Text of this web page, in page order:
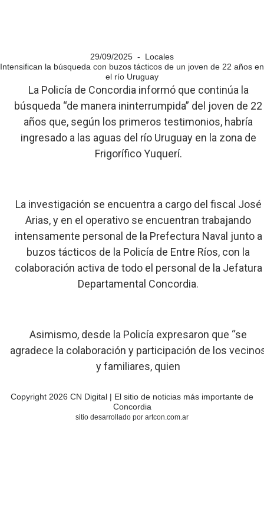
29/09/2025 - Locales
Intensifican la búsqueda con buzos tácticos de un joven de 22 años en
el río Uruguay
La Policía de Concordia informó que continúa la
búsqueda “de manera ininterrumpida” del joven de 22
años que, según los primeros testimonios, habría
ingresado a las aguas del río Uruguay en la zona de
Frigorífico Yuquerí.
La investigación se encuentra a cargo del fiscal José
Arias, y en el operativo se encuentran trabajando
intensamente personal de la Prefectura Naval junto a
buzos tácticos de la Policía de Entre Ríos, con la
colaboración activa de todo el personal de la Jefatura
Departamental Concordia.
Asimismo, desde la Policía expresaron que “se
agradece la colaboración y participación de los
y familiares, quien
Copyright 2026 CN Digital | El sitio de noticias más importante de
Concordia
sitio desarrollado por artcon.com.ar